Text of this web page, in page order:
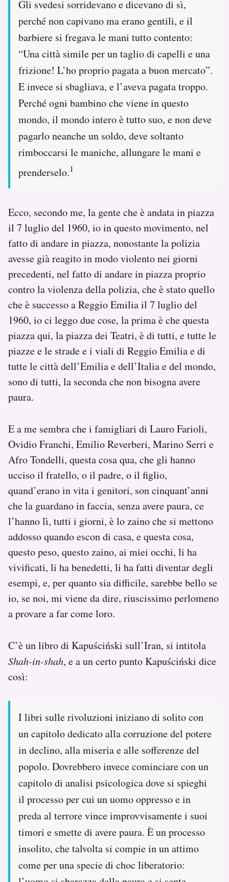
Gli svedesi sorridevano e dicevano di sì,
perché non capivano ma erano gentili, e il
barbiere si fregava le mani tutto contento:
“Una città simile per un taglio di capelli e una
frizione! L’ho proprio pagata a buon mercato”.
E invece si sbagliava, e l’aveva pagata troppo.
Perché ogni bambino che viene in questo
mondo, il mondo intero è tutto suo, e non deve
pagarlo neanche un soldo, deve soltanto
rimboccarsi le maniche, allungare le mani e
prenderselo.1
Ecco, secondo me, la gente che è andata in piazza
il 7 luglio del 1960, io in questo movimento, nel
fatto di andare in piazza, nonostante la polizia
avesse già reagito in modo violento nei giorni
precedenti, nel fatto di andare in piazza proprio
contro la violenza della polizia, che è stato quello
che è successo a Reggio Emilia il 7 luglio del
1960, io ci leggo due cose, la prima è che questa
piazza qui, la piazza dei Teatri, è di tutti, e tutte le
piazze e le strade e i viali di Reggio Emilia e di
tutte le città dell’Emilia e dell’Italia e del mondo,
sono di tutti, la seconda che non bisogna avere
paura.
E a me sembra che i famigliari di Lauro Farioli,
Ovidio Franchi, Emilio Reverberi, Marino Serri e
Afro Tondelli, questa cosa qua, che gli hanno
ucciso il fratello, o il padre, o il figlio,
quand’erano in vita i genitori, son cinquant’anni
che la guardano in faccia, senza avere paura, ce
l’hanno lì, tutti i giorni, è lo zaino che si mettono
addosso quando escon di casa, e questa cosa,
questo peso, questo zaino, ai miei occhi, li ha
vivificati, li ha benedetti, li ha fatti diventar degli
esempi, e, per quanto sia difficile, sarebbe bello se
io, se noi, mi viene da dire, riuscissimo perlomeno
a provare a far come loro.
C’è un libro di Kapuściński sull’Iran, si intitola
Shah-in-shah, e a un certo punto Kapuściński dice
così:
I libri sulle rivoluzioni iniziano di solito con
un capitolo dedicato alla corruzione del potere
in declino, alla miseria e alle sofferenze del
popolo. Dovrebbero invece cominciare con un
capitolo di analisi psicologica dove si spieghi
il processo per cui un uomo oppresso e in
preda al terrore vince improvvisamente i suoi
timori e smette di avere paura. È un processo
insolito, che talvolta si compie in un attimo
come per una specie di choc liberatorio: